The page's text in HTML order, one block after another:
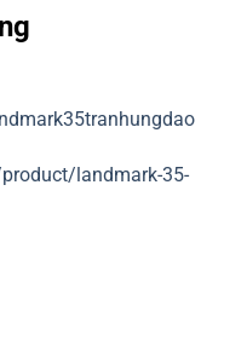
landmark-35-